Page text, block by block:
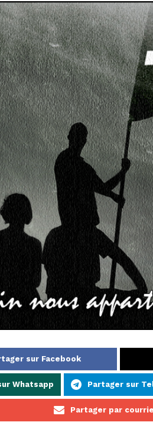
sur Facebook
Whatsapp Partager sur
Partager par